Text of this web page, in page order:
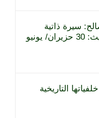
سيرة ذاتية
(مختصرة) (آخر تحديث: 30 حزيران/ يونيو
التاريخية